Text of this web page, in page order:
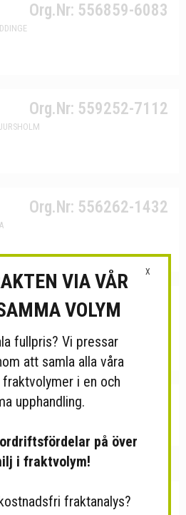
Org.Nr: 556859-6083
Org.Nr: 559252-7112
Org.Nr: 556262-1432
Org.Nr: 621116-5524
43897 RÄVLANDA
1213141516
X
VIA VÅR
VOLYM
fullpris? Vi pressar
att samla alla våra
i en och
upphandling.
på över
i fraktvolym!
fraktanalys?